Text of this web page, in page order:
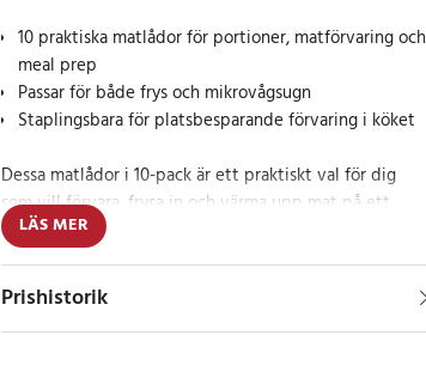
10 praktiska matlådor för portioner, matförvaring och
meal prep
Passar för både frys och mikrovågsugn
Staplingsbara för platsbesparande förvaring i köket
Dessa matlådor i 10-pack är ett praktiskt val för dig
som vill förvara, frysa in och värma upp mat på ett
enkelt sätt. Varje låda rymmer 650ml, vilket gör dem
lämpliga för en portion mat, lunchlådor eller rester.
Den stapelbara designen hjälper dig att spara plats i
skåp och kökslådor.
LÄS MER
Prishistorik